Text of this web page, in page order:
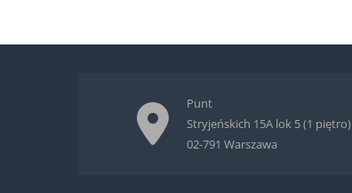
Punt
Stryjeńskich 15A lok 5 (1 piętro)
02-791 Warszawa